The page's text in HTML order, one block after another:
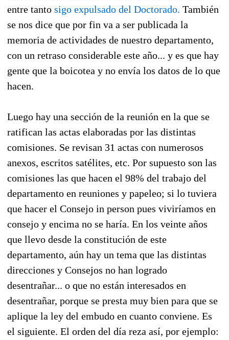
entre tanto sigo expulsado del Doctorado. También
se nos dice que por fin va a ser publicada la
memoria de actividades de nuestro departamento,
con un retraso considerable este año... y es que hay
gente que la boicotea y no envía los datos de lo que
hacen.
Luego hay una sección de la reunión en la que se
ratifican las actas elaboradas por las distintas
comisiones. Se revisan 31 actas con numerosos
anexos, escritos satélites, etc. Por supuesto son las
comisiones las que hacen el 98% del trabajo del
departamento en reuniones y papeleo; si lo tuviera
que hacer el Consejo in person pues viviríamos en
consejo y encima no se haría. En los veinte años
que llevo desde la constitución de este
departamento, aún hay un tema que las distintas
direcciones y Consejos no han logrado
desentrañar... o que no están interesados en
desentrañar, porque se presta muy bien para que se
aplique la ley del embudo en cuanto conviene. Es
el siguiente. El orden del día reza así, por ejemplo: